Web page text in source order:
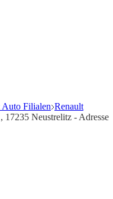
Auto Filialen Renault
17235 Neustrelitz - Adresse